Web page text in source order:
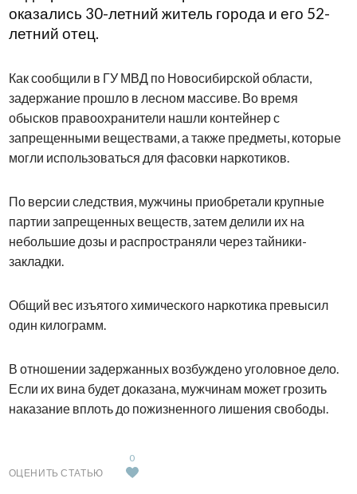
оказались 30-летний житель города и его 52-
летний отец.
Как сообщили в ГУ МВД по Новосибирской области,
задержание прошло в лесном массиве. Во время
обысков правоохранители нашли контейнер с
запрещенными веществами, а также предметы, которые
могли использоваться для фасовки наркотиков.
По версии следствия, мужчины приобретали крупные
партии запрещенных веществ, затем делили их на
небольшие дозы и распространяли через тайники-
закладки.
Общий вес изъятого химического наркотика превысил
один килограмм.
В отношении задержанных возбуждено уголовное дело.
Если их вина будет доказана, мужчинам может грозить
наказание вплоть до пожизненного лишения свободы.
ОЦЕНИТЬ СТАТЬЮ
0